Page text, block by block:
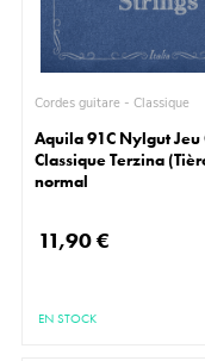
Cordes guitare - Classique
Aquila 91C Nylgut
Classique Terzina
normal
11,90 €
EN STOCK